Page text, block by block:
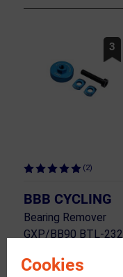
Cookies
3
(2)
BBB CYCLING
Bearing Remover
GXP/BB90 BTL-232
32.95